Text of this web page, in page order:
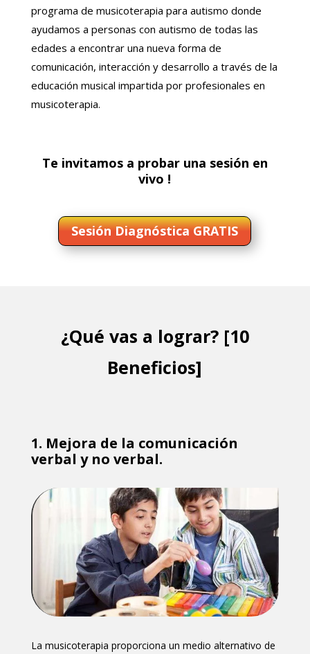
programa de musicoterapia para autismo donde
ayudamos a personas con autismo de todas las
edades a encontrar una nueva forma de
comunicación, interacción y desarrollo a través de la
educación musical impartida por profesionales en
musicoterapia.
Te invitamos a probar una sesión en
vivo !
Sesión Diagnóstica GRATIS
¿Qué vas a lograr? [10
Beneficios]
1. Mejora de la comunicación
verbal y no verbal.
La musicoterapia proporciona un medio alternativo de